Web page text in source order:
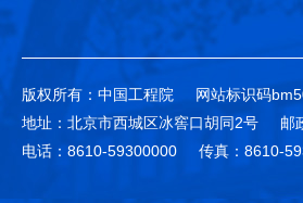
版权所有：中国工程院 网站标识码
地址：北京市西城区冰窖口胡同2号
邮
电话：8610-59300000
传真：8610-